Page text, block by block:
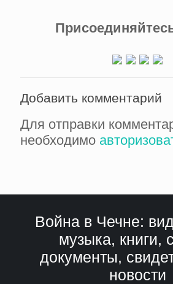
Добавить комментарий
Для отправки
необходимо
Война в Чечне:
музыка, книги,
документы,
новости